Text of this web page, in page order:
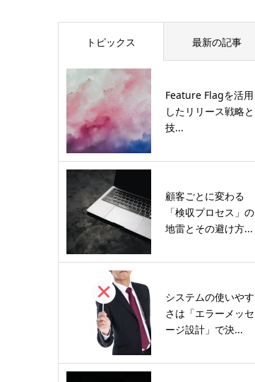
トピックス 最新の記事
Feature Flagを活用
したリリース戦略と
技...
顧客ごとに変わる
「検収プロセス」の
地雷とその避け方...
システムの使いやす
さは「エラーメッセ
ージ設計」で決...